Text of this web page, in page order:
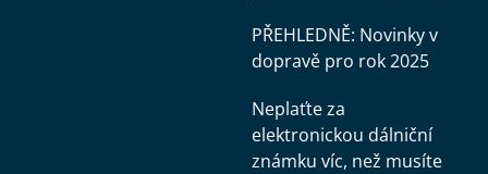
PŘEHLEDNĚ: Novinky v
dopravě pro rok 2025
Neplaťte za
elektronickou dálniční
známku víc, než musíte